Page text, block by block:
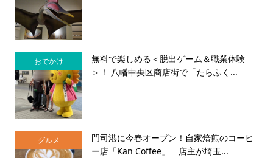
おでかけ
無料で楽しめる＜脱出ゲーム＆職業体験
＞！ 八幡中央区商店街で「たらふく...
グルメ
門司港に今春オープン！自家焙煎のコーヒ
ー店「Kan Coffee」 店主が埼玉...